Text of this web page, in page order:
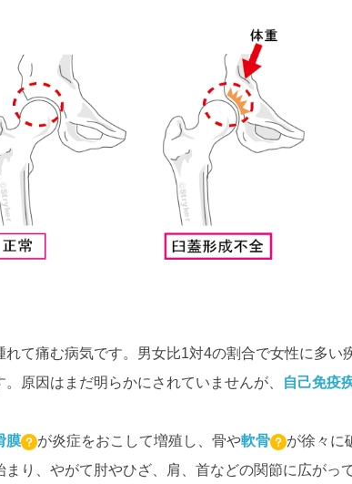
て痛む病気です。男女比1対4の割合で女性に多い
原因はまだ明らかにされていませんが、
自己免疫
膜 が炎症をおこして増殖し、骨や軟骨
が徐々に
り、やがて肘やひざ、肩、首などの関節に広がっ